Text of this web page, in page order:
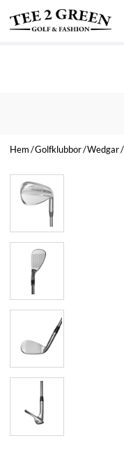
Hem Golfklubbor Wedgar